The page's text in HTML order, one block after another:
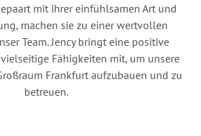
mit ihrer einfühlsamen Art und
machen sie zu einer wertvollen
Team. Jency bringt eine positive
Fähigkeiten mit, um unsere
Frankfurt aufzubauen und zu
betreuen.